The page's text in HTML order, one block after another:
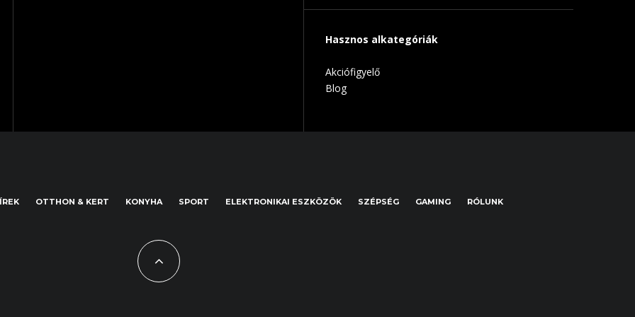
Hasznos alkategóriák
Akciófigyelő
Blog
OTTHON & KERT KONYHA SPORT ELEKTRONIKAI ESZKÖZÖK SZÉPSÉG GAMING RÓLUNK